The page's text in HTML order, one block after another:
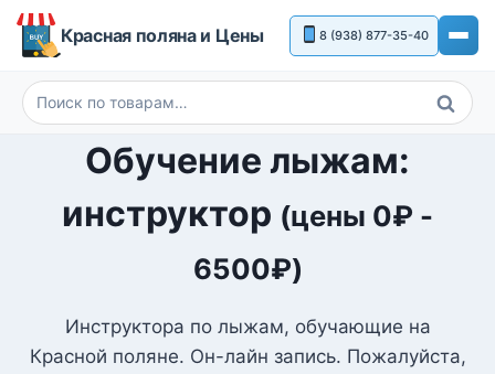
Перейти
Красная поляна и Цены 8 (938) 877-35-40
Искать:
Поиск
Обучение лыжам:
инструктор (цены 0₽ -
6500₽)
Инструктора по лыжам, обучающие на
Красной поляне. Он-лайн запись. Пожалуйста,